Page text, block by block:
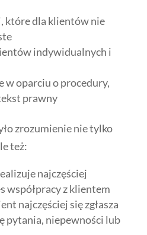
które dla klientów nie
indywidualnych i
w oparciu o procedury,
prawny
zrozumienie nie tylko
też:
najczęściej
współpracy z klientem
najczęściej się zgłasza
pytania, niepewności lub